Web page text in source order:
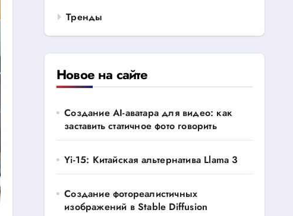
Тренды
Новое на сайте
Создание AI-аватара для видео: как
заставить статичное фото говорить
Yi-15: Китайская альтернатива Llama 3
Создание фотореалистичных
изображений в Stable Diffusion